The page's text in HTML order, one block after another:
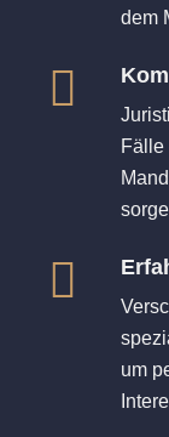
dem
Fälle
um